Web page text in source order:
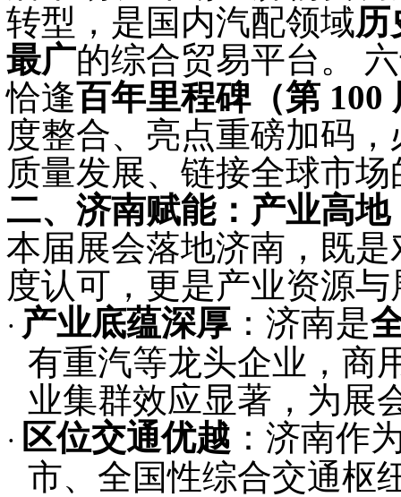
转型，是国内汽配领域历
最广的综合贸易平台。
恰逢百年里程碑（第 100
度整合、亮点重磅加码
质量发展、链接全球市
二、济南赋能：产业高地
本届展会落地济南，既
度认可，更是产业资源
· 产业底蕴深厚 ：济南是
有重汽等龙头企业，商
业集群效应显著，为展
· 区位交通优越 ：济南作
市、全国性综合交通枢